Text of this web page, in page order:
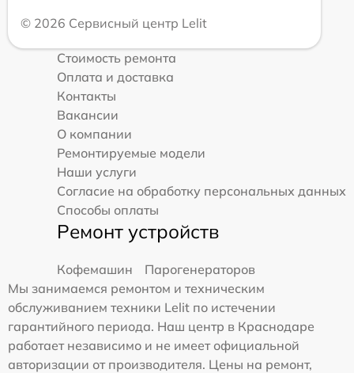
© 2026 Сервисный центр Lelit
Стоимость ремонта
Оплата и доставка
Контакты
Вакансии
О компании
Ремонтируемые модели
Наши услуги
Согласие на обработку персональных данных
Способы оплаты
Ремонт устройств
Кофемашин
Парогенераторов
Мы занимаемся ремонтом и техническим
обслуживанием техники Lelit по истечении
гарантийного периода. Наш центр в Краснодаре
работает независимо и не имеет официальной
авторизации от производителя. Цены на ремонт,